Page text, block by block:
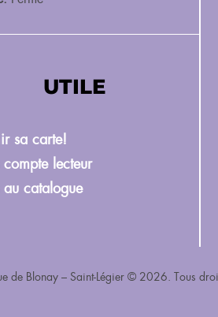
UTILE
sa carte!
lecteur
au catalogue
de Blonay – Saint-Légier © 2026. Tous